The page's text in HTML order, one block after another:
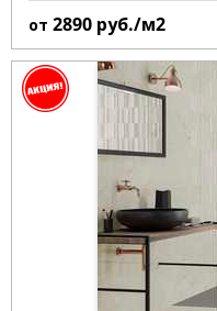
от 2890 руб./м2